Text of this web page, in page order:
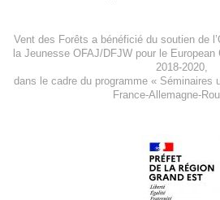
Vent des Forêts a bénéficié du soutien de
la Jeunesse OFAJ/DFJWpour leEuropean
2018-2020
dans le cadre du programme « Séminaires
France-Allemagne-